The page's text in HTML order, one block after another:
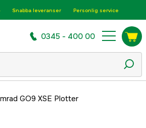
Snabba leveranser Personlig service
0345 - 400 00
GO9 XSE Plotter